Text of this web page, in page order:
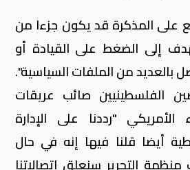
على المذكرة قد يكون جزءا من
إلى الضغط على القيادة أو
بالعديد من الملفات السياسية".
الفلسطينيين صائب عريقات
الأمريكي "رددنا على الإدارة
أيضا قلنا فيها إنه في حال
التحرير سنعلق اتصالاتنا